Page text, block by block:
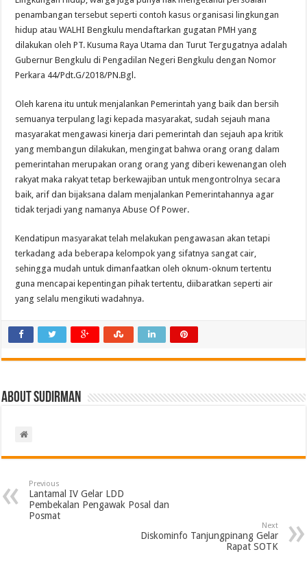
penambangan tersebut seperti contoh kasus organisasi lingkungan
hidup atau WALHI Bengkulu mendaftarkan gugatan PMH yang
dilakukan oleh PT. Kusuma Raya Utama dan Turut Tergugatnya adalah
Gubernur Bengkulu di Pengadilan Negeri Bengkulu dengan Nomor
Perkara 44/Pdt.G/2018/PN.Bgl.
Oleh karena itu untuk menjalankan Pemerintah yang baik dan bersih
semuanya terpulang lagi kepada masyarakat, sudah sejauh mana
masyarakat mengawasi kinerja dari pemerintah dan sejauh apa kritik
yang membangun dilakukan, mengingat bahwa orang orang dalam
pemerintahan merupakan orang orang yang diberi kewenangan oleh
rakyat maka rakyat tetap berkewajiban untuk mengontrolnya secara
baik, arif dan bijaksana dalam menjalankan Pemerintahannya agar
tidak terjadi yang namanya Abuse Of Power.
Kendatipun masyarakat telah melakukan pengawasan akan tetapi
terkadang ada beberapa kelompok yang sifatnya sangat cair,
sehingga mudah untuk dimanfaatkan oleh oknum-oknum tertentu
guna mencapai kepentingan pihak tertentu, diibaratkan seperti air
yang selalu mengikuti wadahnya.
About Sudirman
Previous
Lantamal IV Gelar LDD
Pembekalan Pengawak Posal dan
Posmat
Next
Diskominfo Tanjungpinang Gelar
Rapat SOTK